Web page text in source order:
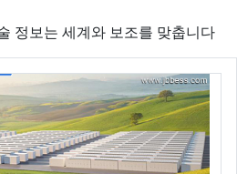
정보는 세계와 보조를 맞춥니다